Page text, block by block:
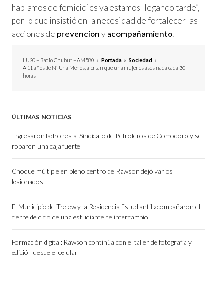
hablamos de femicidios ya estamos llegando tarde”,
por lo que insistió en la necesidad de fortalecer las
acciones de prevenciónyacompañamiento.
LU20 – Radio Chubut – AM580 » Portada » Sociedad »
A 11 años de Ni Una Menos, alertan que una mujer es asesinada cada 30
horas
ÚLTIMAS NOTICIAS
Ingresaron ladrones al Sindicato de Petroleros de Comodoro y se
robaron una caja fuerte
Choque múltiple en pleno centro de Rawson dejó varios
lesionados
El Municipio de Trelew y la Residencia Estudiantil acompañaron el
cierre de ciclo de una estudiante de intercambio
Formación digital: Rawson continúa con el taller de fotografía y
edición desde el celular